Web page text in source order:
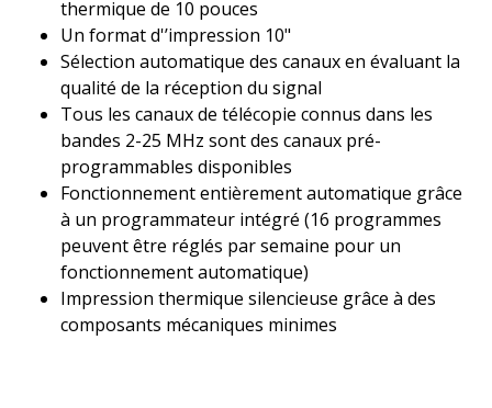
thermique de 10 pouces
Un format d'’impression 10"
Sélection automatique des canaux en évaluant la
qualité de la réception du signal
Tous les canaux de télécopie connus dans les
bandes 2-25 MHz sont des canaux pré-
programmables disponibles
Fonctionnement entièrement automatique grâce
à un programmateur intégré (16 programmes
peuvent être réglés par semaine pour un
fonctionnement automatique)
Impression thermique silencieuse grâce à des
composants mécaniques minimes